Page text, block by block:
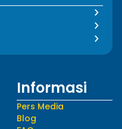
Informasi
Pers Media
Blog